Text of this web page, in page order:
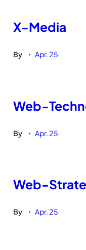
X-Media
By • Apr. 25
Web-
By • Apr. 25
Web-
By • Apr. 25